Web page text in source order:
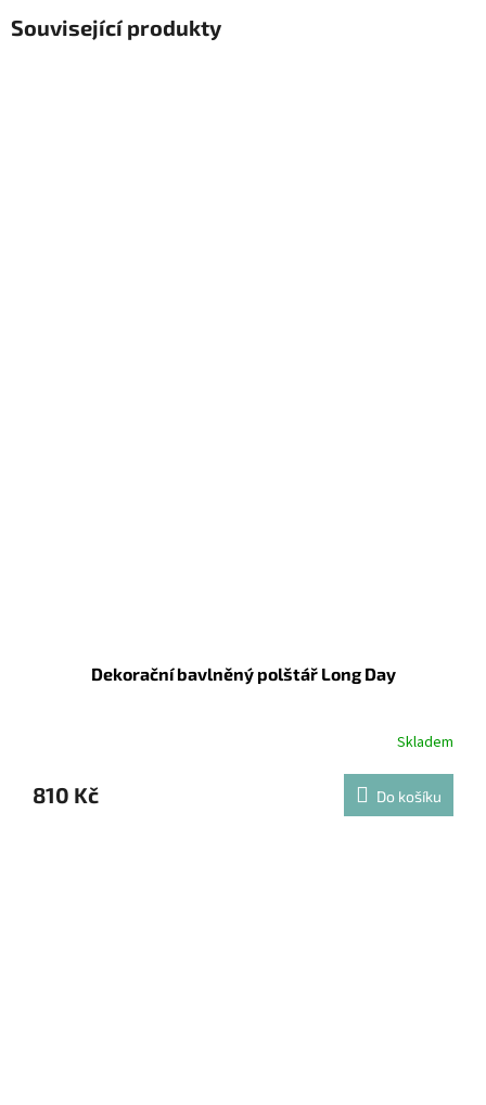
Související produkty
Dekorační bavlněný polštář Long Day
Skladem
810 Kč Do košíku